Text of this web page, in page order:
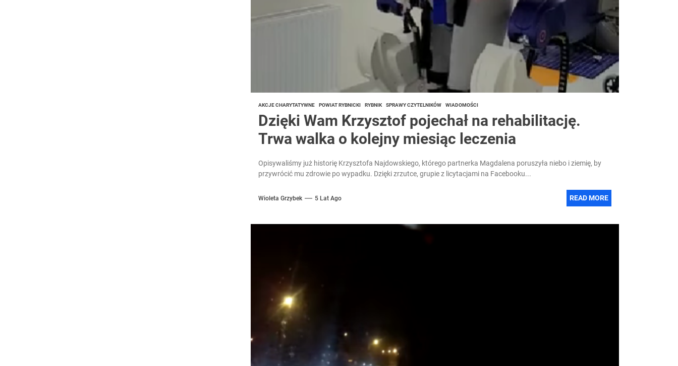
AKCJE CHARYTATYWNE POWIAT RYBNICKI RYBNIK SPRAWY CZYTELNIKÓW WIADOMOŚCI
Dzięki Wam Krzysztof pojechał na rehabilitację.
Trwa walka o kolejny miesiąc leczenia
Opisywaliśmy już historię Krzysztofa Najdowskiego, którego partnerka Magdalena poruszyła niebo i ziemię, by
przywrócić mu zdrowie po wypadku. Dzięki zrzutce, grupie z licytacjami na Facebooku...
Wioleta Grzybek 5 Lat Ago READ MORE